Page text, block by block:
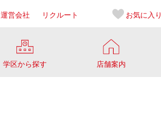
運営会社 リクルート お気に入り
学区から探す 店舗案内